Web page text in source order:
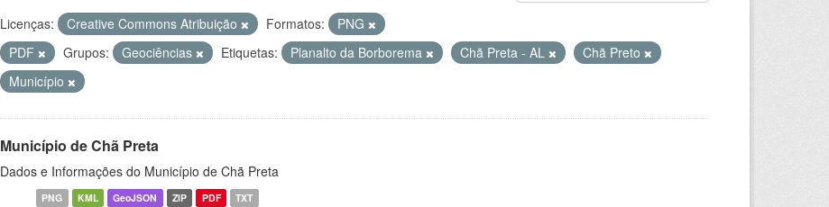
Licenças: Creative Commons Atribuição Formatos:
PNG
PDF
Grupos: Geociências Etiquetas: Planalto da Borborema Chã Preta - AL
Chã Preto
Município
Município de Chã Preta
Dados e Informações do Município de Chã Preta
PNG KML GeoJSON ZIP PDF TXT